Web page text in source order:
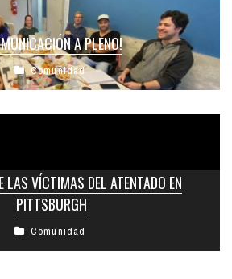
A PLENO!
Comunidad
LAS VÍCTIMAS DEL ATENTADO EN
PITTSBURGH
Comunidad